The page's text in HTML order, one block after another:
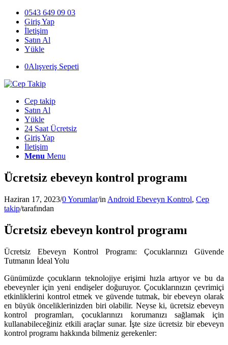
0543 649 09 03
Giriş Yap
İletişim
Satın Al
Yükle
0Alışveriş Sepeti
Cep takip
Satın Al
Yükle
24 Saat Ücretsiz
Giriş Yap
İletişim
Menu Menu
Ücretsiz ebeveyn kontrol programı
Haziran 17, 2023/0 Yorumlar/in Android Ebeveyn Kontrol, Cep
takip/tarafından
Ücretsiz ebeveyn kontrol programı
Ücretsiz Ebeveyn Kontrol Programı: Çocuklarınızı Güvende
Tutmanın İdeal Yolu
Günümüzde çocukların teknolojiye erişimi hızla artıyor ve bu da
ebeveynler için yeni endişeler doğuruyor. Çocuklarınızın çevrimiçi
etkinliklerini kontrol etmek ve güvende tutmak, bir ebeveyn olarak
en büyük önceliklerinizden biri olabilir. Neyse ki, ücretsiz ebeveyn
kontrol programları, çocuklarınızı korumanızı sağlamak için
kullanabileceğiniz etkili araçlar sunar. İşte size ücretsiz bir ebeveyn
kontrol programı hakkında bilmeniz gerekenler: